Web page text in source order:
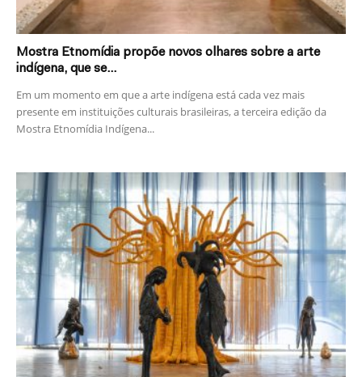
Mostra Etnomídia propõe novos olhares sobre a arte
indígena, que se...
Em um momento em que a arte indígena está cada vez mais
presente em instituições culturais brasileiras, a terceira edição da
Mostra Etnomídia Indígena...